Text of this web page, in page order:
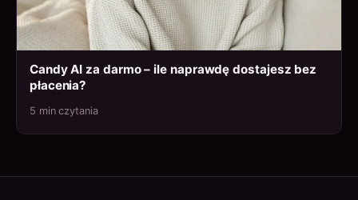
Candy AI za darmo – ile naprawdę dostajesz bez
płacenia?
5 min czytania